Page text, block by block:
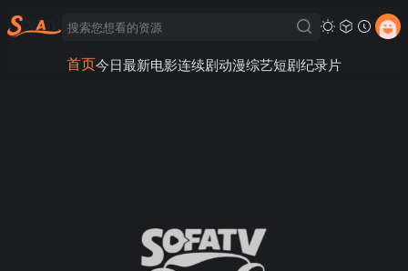
首页今日最新电影连续剧动漫综艺短剧纪录片